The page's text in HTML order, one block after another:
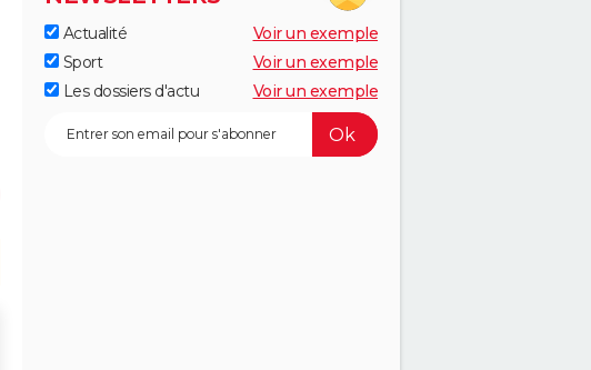
Actualité
Voir un exemple
Sport
Voir un exemple
Les dossiers d'actu
Voir un exemple